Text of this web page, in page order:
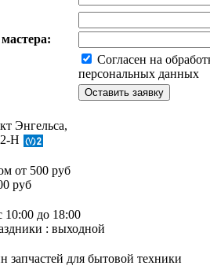
Согласен на
персональных данных
Энгельса,
Н
от 500 руб
руб
до 18:00
: выходной
запчастей для бытовой техники